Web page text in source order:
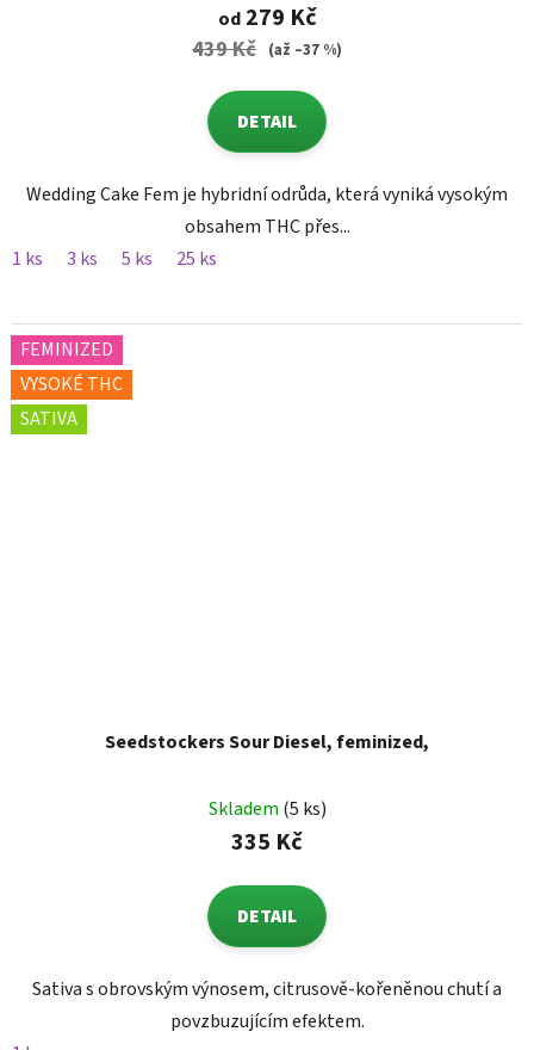
od279 Kč
439 Kč (až –37 %)
DETAIL
Wedding Cake Fem je hybridní odrůda, která vyniká vysokým
obsahem THC přes...
1 ks
3 ks 5 ks 25 ks
FEMINIZED
VYSOKÉ THC
SATIVA
Seedstockers Sour Diesel, feminized,
Skladem (5 ks)
335 Kč
DETAIL
Sativa s obrovským výnosem, citrusově-kořeněnou chutí a
povzbuzujícím efektem.